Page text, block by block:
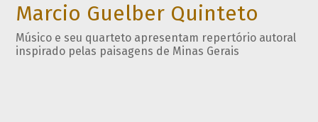
Marcio Guelber Quinteto
Músico e seu quarteto apresentam repertório autoral
inspirado pelas paisagens de Minas Gerais